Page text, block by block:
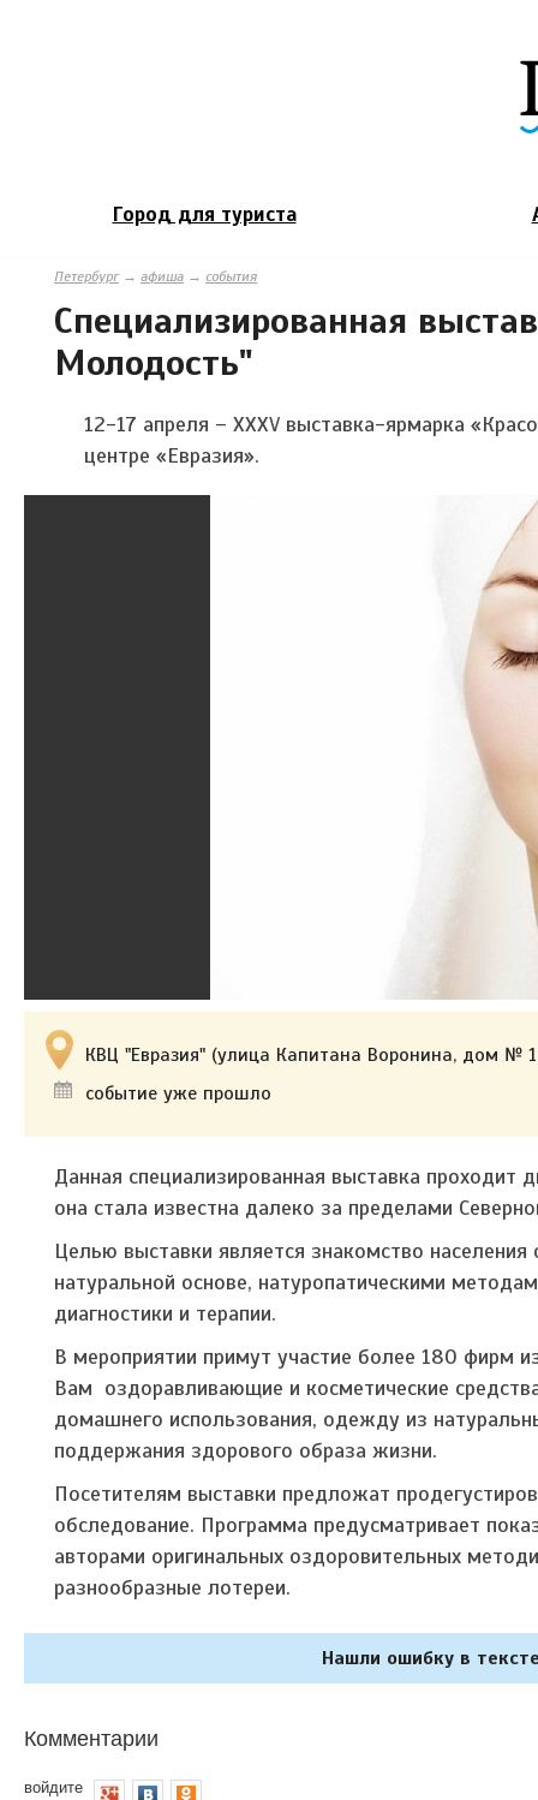
Город для туриста
Петербург→ афиша → события
Специализированная
Молодость"
12-17 апреля – XXXV выставка-ярмарка
центре «Евразия».
КВЦ "Евразия" (улица Капитана Воронина, дом №
событие уже прошло
Данная специализированная выставка проходит
она стала известна далеко за пределами
Целью выставки является знакомство
натуральной основе, натуропатическими
диагностики и терапии.
В мероприятии примут участие более 180 фирм
Вам оздоравливающие и косметические
домашнего использования, одежду из
поддержания здорового образа жизни.
Посетителям выставки предложат
обследование. Программа предусматривает
авторами оригинальных оздоровительных
разнообразные лотереи.
Нашли ошибку в
Комментарии
войдите